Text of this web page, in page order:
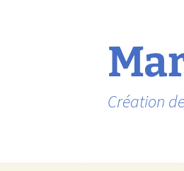
Création